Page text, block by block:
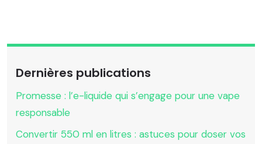
Dernières publications
Promesse : l’e-liquide qui s’engage pour une vape
responsable
Convertir 550 ml en litres : astuces pour doser vos